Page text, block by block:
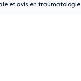
et avis en